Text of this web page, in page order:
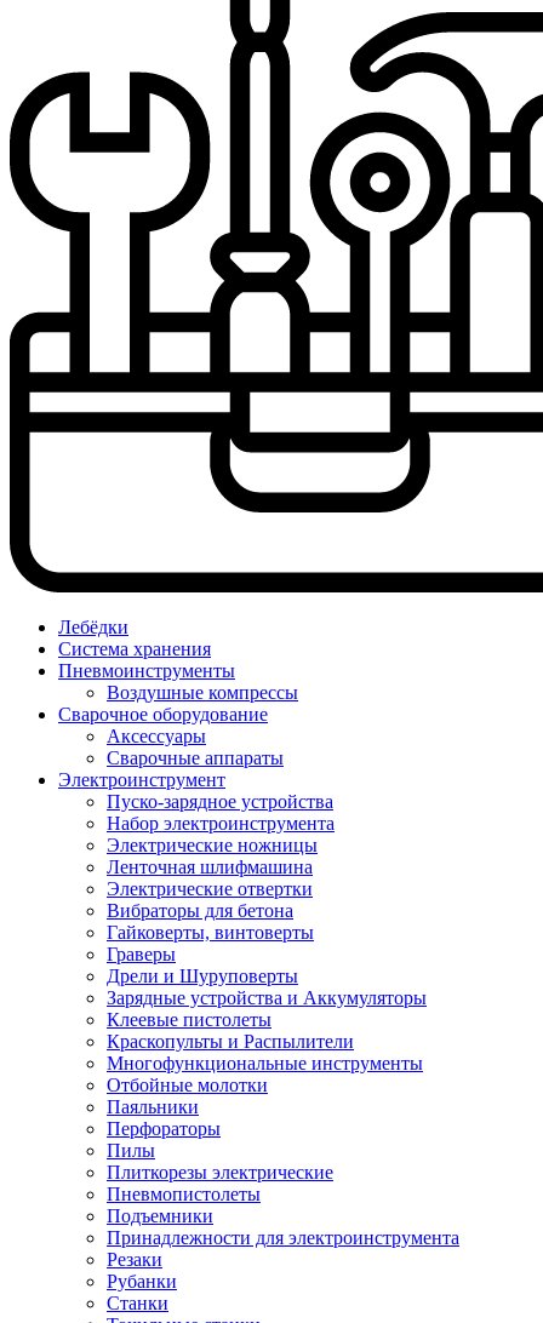
Лебёдки
Система хранения
Пневмоинструменты
Воздушные компрессы
Сварочное оборудование
Аксессуары
Сварочные аппараты
Электроинструмент
Пуско-зарядное устройства
Набор электроинструмента
Электрические ножницы
Ленточная шлифмашина
Электрические отвертки
Вибраторы для бетона
Гайковерты, винтоверты
Граверы
Дрели и Шуруповерты
Зарядные устройства и Аккумуляторы
Клеевые пистолеты
Краскопульты и Распылители
Многофункциональные инструменты
Отбойные молотки
Паяльники
Перфораторы
Пилы
Плиткорезы электрические
Пневмопистолеты
Подъемники
Принадлежности для электроинструмента
Резаки
Рубанки
Станки